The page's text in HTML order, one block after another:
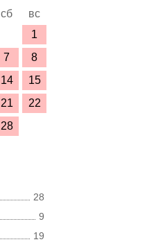
сб
вс
1
7
8
14
15
21
22
28
28
9
19